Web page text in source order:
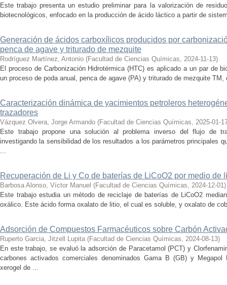
Este trabajo presenta un estudio preliminar para la valorización de
biotecnológicos, enfocado en la producción de ácido láctico a partir de
Generación de ácidos carboxílicos producidos por
penca de agave y triturado de mezquite
Rodríguez Martínez, Antonio (Facultad de Ciencias Químicas, 2024-11-13)
El proceso de Carbonización Hidrotérmica (HTC) es aplicado a un par de
un proceso de poda anual, penca de agave (PA) y triturado de mezquite
Caracterización dinámica de yacimientos petroleros
trazadores
Vázquez Olvera, Jorge Armando (Facultad de Ciencias Químicas, 2025-01-
Este trabajo propone una solución al problema inverso del flujo de
investigando la sensibilidad de los resultados a los parámetros principales
...
Recuperación de Li y Co de baterías de LiCoO2 por medio de
Barbosa Alonso, Víctor Manuel (Facultad de Ciencias Químicas, 2024-12-01)
Este trabajo estudia un método de reciclaje de baterías de LiCoO2
oxálico. Este ácido forma oxalato de litio, el cual es soluble, y oxalato de
Adsorción de Compuestos Farmacéuticos sobre Carbón
Ruperto Garcia, Jitzell Lupita (Facultad de Ciencias Químicas, 2024-08-13)
En este trabajo, se evaluó la adsorción de Paracetamol (PCT) y
carbones activados comerciales denominados Gama B (GB) y
xerogel de ...